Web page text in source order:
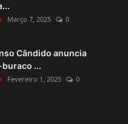
Março 7, 2025 0
Cândido anuncia
...
Fevereiro 1, 2025 0